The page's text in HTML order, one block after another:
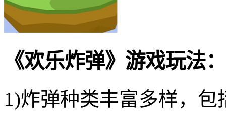
《欢乐炸弹》游戏玩法：
1)炸弹种类丰富多样，